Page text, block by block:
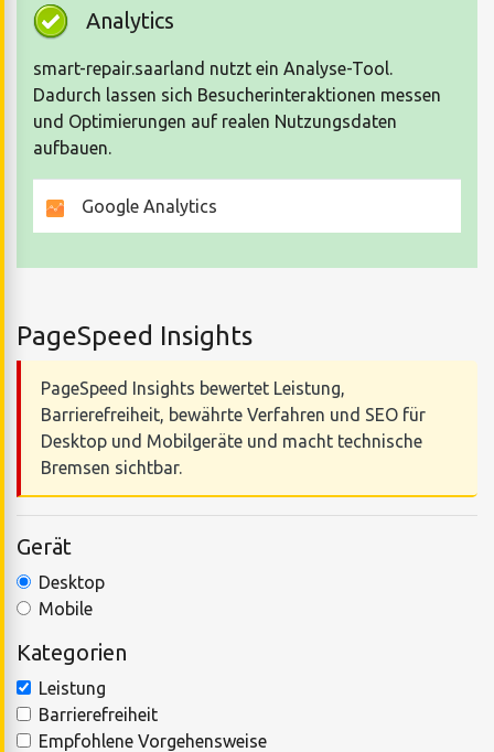
Analytics
smart-repair.saarland nutzt ein Analyse-Tool.
Dadurch lassen sich Besucherinteraktionen messen
und Optimierungen auf realen Nutzungsdaten
aufbauen.
Google Analytics
PageSpeed Insights
PageSpeed Insights bewertet Leistung,
Barrierefreiheit, bewährte Verfahren und SEO für
Desktop und Mobilgeräte und macht technische
Bremsen sichtbar.
Gerät
Desktop
Mobile
Kategorien
Leistung
Barrierefreiheit
Empfohlene Vorgehensweise